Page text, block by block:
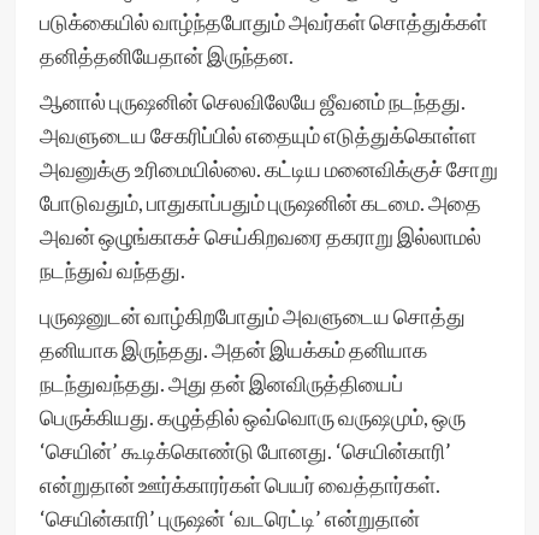
படுக்கையில் வாழ்ந்தபோதும் அவர்கள் சொத்துக்கள்
தனித்தனியேதான் இருந்தன.
ஆனால் புருஷனின் செலவிலேயே ஜீவனம் நடந்தது.
அவளுடைய சேகரிப்பில் எதையும் எடுத்துக்கொள்ள
அவனுக்கு உரிமையில்லை. கட்டிய மனைவிக்குச் சோறு
போடுவதும், பாதுகாப்பதும் புருஷனின் கடமை. அதை
அவன் ஒழுங்காகச் செய்கிறவரை தகராறு இல்லாமல்
நடந்துவ் வந்தது.
புருஷனுடன் வாழ்கிறபோதும் அவளுடைய சொத்து
தனியாக இருந்தது. அதன் இயக்கம் தனியாக
நடந்துவந்தது. அது தன் இனவிருத்தியைப்
பெருக்கியது. கழுத்தில் ஒவ்வொரு வருஷமும், ஒரு
‘செயின்’ கூடிக்கொண்டு போனது. ‘செயின்காரி’
என்றுதான் ஊர்க்காரர்கள் பெயர் வைத்தார்கள்.
‘செயின்காரி’ புருஷன் ‘வடரெட்டி’ என்றுதான்